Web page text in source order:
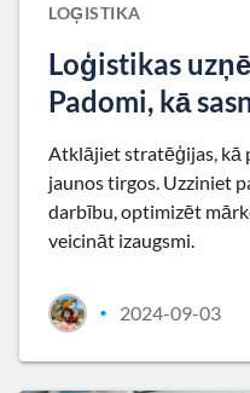
LOĢISTIKA
Loģistikas
Padomi, kā
Atklājiet stratēģijas, kā
jaunos tirgos. Uzziniet
darbību, optimizēt
veicināt izaugsmi.
• 2024-09-03